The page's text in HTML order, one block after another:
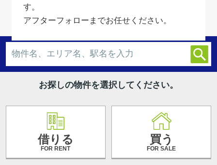
す。
アフターフォローまでお任せください。
お探しの物件を選択してください。
借りる
FOR RENT
買う
FOR SALE